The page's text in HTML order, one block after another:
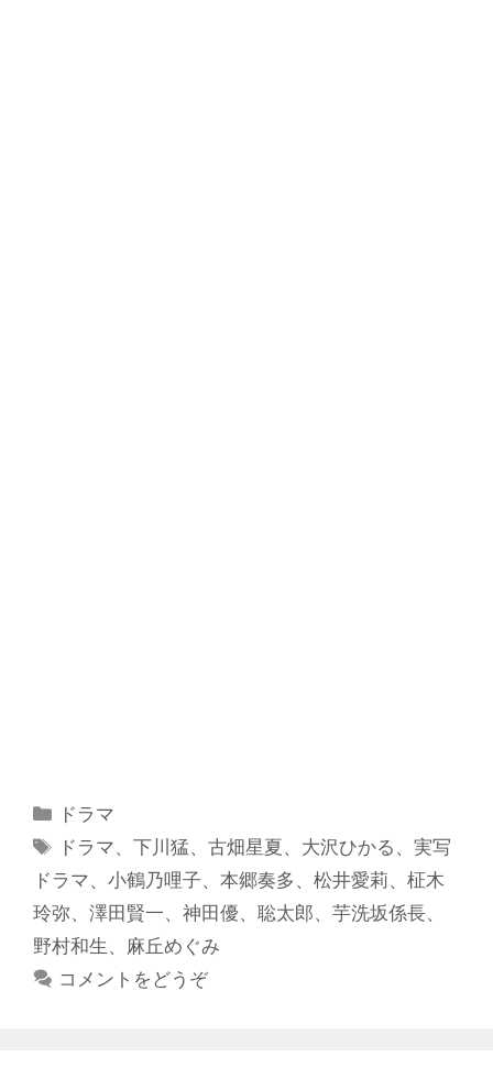
カ
テ
リ
ー
ドラマ
タ
グ
ドラマ、下川猛、古畑星夏、 大沢ひかる 、実写
ドラマ、 小鶴乃哩子、 本郷奏多 、 松井愛莉、 柾木
玲弥、 澤田賢一、 神田優、 聡太郎、 芋洗坂係長、
野村和生 、 麻丘めぐみ
コメントをどうぞ